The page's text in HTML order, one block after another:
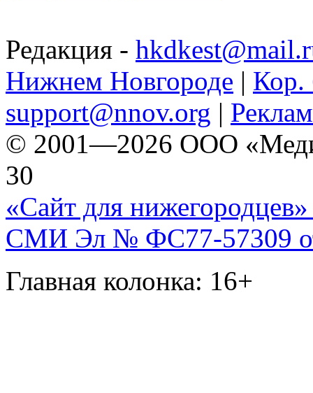
Редакция -
Нижнем Новгороде | Кор.
support@nnov.org |
© 2001—2026 ООО
30
«Сайт для нижегородцев»
СМИ Эл № ФС77-57309
Главная колонка: 16+